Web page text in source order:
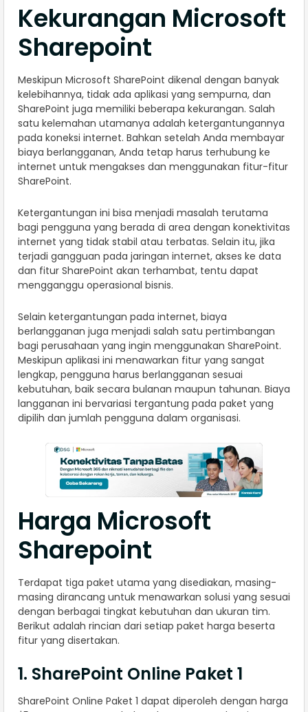
Kekurangan Microsoft
Sharepoint
Meskipun Microsoft SharePoint dikenal dengan banyak
kelebihannya, tidak ada aplikasi yang sempurna, dan
SharePoint juga memiliki beberapa kekurangan. Salah
satu kelemahan utamanya adalah ketergantungannya
pada koneksi internet. Bahkan setelah Anda membayar
biaya berlangganan, Anda tetap harus terhubung ke
internet untuk mengakses dan menggunakan fitur-fitur
SharePoint.
Ketergantungan ini bisa menjadi masalah terutama
bagi pengguna yang berada di area dengan konektivitas
internet yang tidak stabil atau terbatas. Selain itu, jika
terjadi gangguan pada jaringan internet, akses ke data
dan fitur SharePoint akan terhambat, tentu dapat
mengganggu operasional bisnis.
Selain ketergantungan pada internet, biaya
berlangganan juga menjadi salah satu pertimbangan
bagi perusahaan yang ingin menggunakan SharePoint.
Meskipun aplikasi ini menawarkan fitur yang sangat
lengkap, pengguna harus berlangganan sesuai
kebutuhan, baik secara bulanan maupun tahunan. Biaya
langganan ini bervariasi tergantung pada paket yang
dipilih dan jumlah pengguna dalam organisasi.
Harga Microsoft
Sharepoint
Terdapat tiga paket utama yang disediakan, masing-
masing dirancang untuk menawarkan solusi yang sesuai
dengan berbagai tingkat kebutuhan dan ukuran tim.
Berikut adalah rincian dari setiap paket harga beserta
fitur yang disertakan.
1. SharePoint Online Paket 1
SharePoint Online Paket 1 dapat diperoleh dengan harga